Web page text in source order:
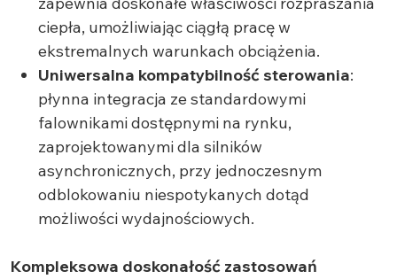
ciepła, umożliwiając ciągłą pracę w
ekstremalnych warunkach obciążenia.
Uniwersalna kompatybilność sterowania:
płynna integracja ze standardowymi
falownikami dostępnymi na rynku,
zaprojektowanymi dla silników
asynchronicznych, przy jednoczesnym
odblokowaniu niespotykanych dotąd
możliwości wydajnościowych.
Kompleksowa doskonałość zastosowań